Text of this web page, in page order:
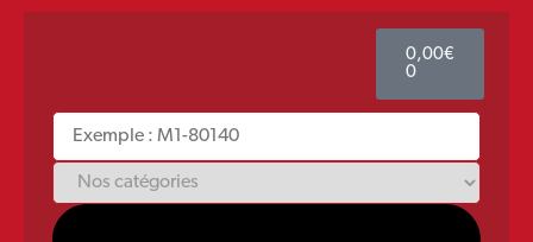
0,00€
0